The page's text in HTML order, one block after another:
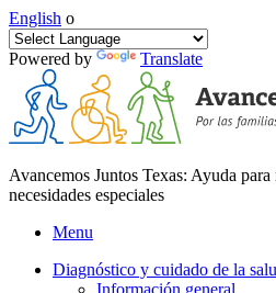
English o
Powered by Translate
Avancemos Juntos Texas: Ayuda
necesidades especiales
Menu
Diagnóstico y cuidado de la
Información general